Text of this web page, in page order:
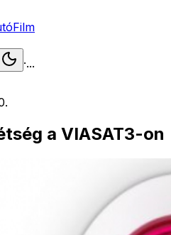
Film
·...
a VIASAT3-on